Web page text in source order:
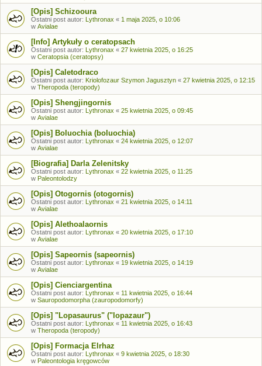
[Opis] Schizooura
Ostatni post autor: Lythronax « 1 maja 2025, o 10:06
w Avialae
[Info] Artykuły o ceratopsach
Ostatni post autor: Lythronax « 27 kwietnia 2025, o 16:25
w Ceratopsia (ceratopsy)
[Opis] Caletodraco
Ostatni post autor: Kriolofozaur Szymon Jagusztyn « 27 kwietnia 2025, o 12:15
w Theropoda (teropody)
[Opis] Shengjingornis
Ostatni post autor: Lythronax « 25 kwietnia 2025, o 09:45
w Avialae
[Opis] Boluochia (boluochia)
Ostatni post autor: Lythronax « 24 kwietnia 2025, o 12:07
w Avialae
[Biografia] Darla Zelenitsky
Ostatni post autor: Lythronax « 22 kwietnia 2025, o 11:25
w Paleontolodzy
[Opis] Otogornis (otogornis)
Ostatni post autor: Lythronax « 21 kwietnia 2025, o 14:11
w Avialae
[Opis] Alethoalaornis
Ostatni post autor: Lythronax « 20 kwietnia 2025, o 17:10
w Avialae
[Opis] Sapeornis (sapeornis)
Ostatni post autor: Lythronax « 19 kwietnia 2025, o 14:19
w Avialae
[Opis] Cienciargentina
Ostatni post autor: Lythronax « 11 kwietnia 2025, o 16:44
w Sauropodomorpha (zauropodomorfy)
[Opis] "Lopasaurus" ("lopazaur")
Ostatni post autor: Lythronax « 11 kwietnia 2025, o 16:43
w Theropoda (teropody)
[Opis] Formacja Elrhaz
Ostatni post autor: Lythronax « 9 kwietnia 2025, o 18:30
w Paleontologia kręgowców